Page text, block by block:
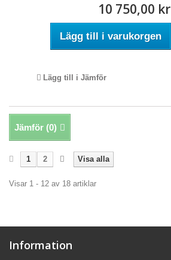
10 750,00 kr
Lägg till i varukorgen
Lägg till i Jämför
Jämför (0)
Visa alla
1 2
Visar 1 - 12 av 18 artiklar
Information